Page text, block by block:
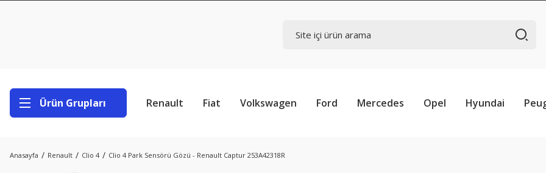
Ürün Grupları Renault Fiat Volkswagen Ford Mercedes Opel Hyundai
Anasayfa Renault Clio 4 Clio 4 Park Sensörü Gözü - Renault Captur 253A42318R